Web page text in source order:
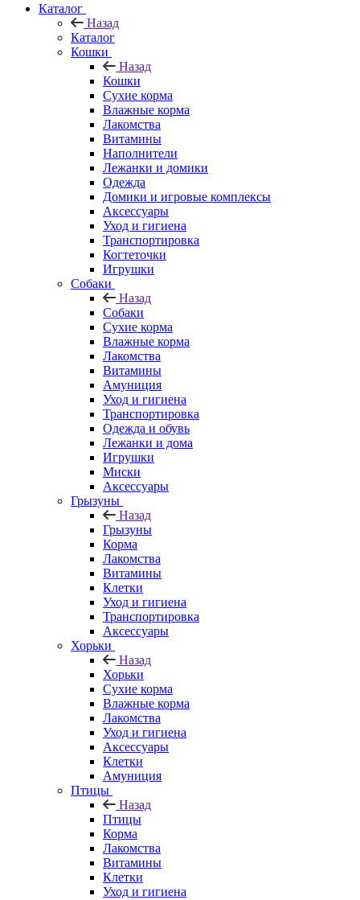
Каталог
Назад
Каталог
Кошки
Назад
Кошки
Сухие корма
Влажные корма
Лакомства
Витамины
Наполнители
Лежанки и домики
Одежда
Домики и игровые комплексы
Аксессуары
Уход и гигиена
Транспортировка
Когтеточки
Игрушки
Собаки
Назад
Собаки
Сухие корма
Влажные корма
Лакомства
Витамины
Амуниция
Уход и гигиена
Транспортировка
Одежда и обувь
Лежанки и дома
Игрушки
Миски
Аксессуары
Грызуны
Назад
Грызуны
Корма
Лакомства
Витамины
Клетки
Уход и гигиена
Транспортировка
Аксессуары
Хорьки
Назад
Хорьки
Сухие корма
Влажные корма
Лакомства
Уход и гигиена
Аксессуары
Клетки
Амуниция
Птицы
Назад
Птицы
Корма
Лакомства
Витамины
Клетки
Уход и гигиена